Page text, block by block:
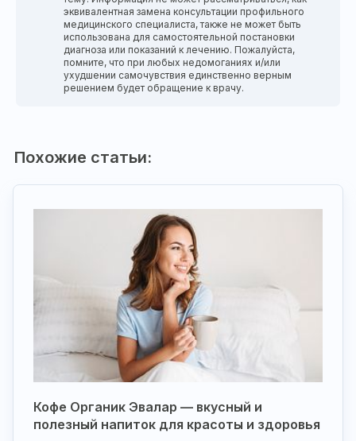
эквивалентная замена консультации профильного
медицинского специалиста, также не может быть
использована для самостоятельной постановки
диагноза или показаний к лечению. Пожалуйста,
помните, что при любых недомоганиях и/или
ухудшении самочувствия единственно верным
решением будет обращение к врачу.
Похожие статьи:
Кофе Органик Эвалар — вкусный и
полезный напиток для красоты и здоровья